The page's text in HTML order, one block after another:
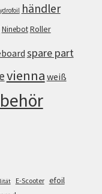
händler
NinebotRoller
spare part
vienna weiß
E-Scooter efoil